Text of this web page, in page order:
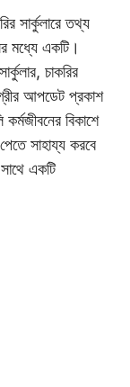
সার্কুলারে তথ্য
মধ্যে একটি।
চাকরির
আপডেট প্রকাশ
বিকাশে
সাহায্য করবে
একটি